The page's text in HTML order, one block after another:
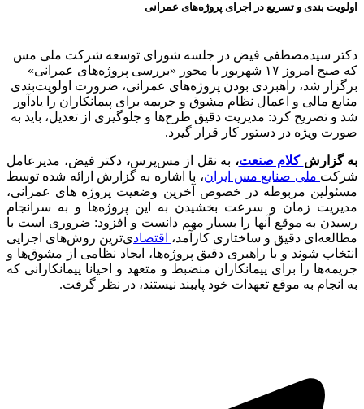
اولویت بندی و تسریع در اجرای پروژه‌های عمرانی
دکتر سیدمصطفی فیض در جلسه شورای توسعه شرکت ملی مس
که صبح امروز ۱۷ شهریور با محور «بررسی پروژه‌های عمرانی»
برگزار شد، راهبردی بودن پروژه‌های عمرانی، ضرورت اولویت‌بندی
منابع مالی و اعمال نظام مشوق و جریمه برای پیمانکاران را یادآور
شد و تصریح کرد: مدیریت دقیق طرح‌ها و جلوگیری از تعدیل، باید به‌
صورت ویژه در دستور کار قرار گیرد.
به گزارش کلام صنعت، به نقل از مس‌پرس، دکتر فیض، مدیرعامل
شرکت ملی صنایع مس ایران، با اشاره به گزارش ارائه شده توسط
مسئولین مربوطه در خصوص آخرین وضعیت پروژه های عمرانی،
مدیریت زمان و سرعت بخشیدن به این پروژه‌ها و به سرانجام
رسیدن به موقع آنها را بسیار مهم دانست و افزود: ضروری است با
مطالعه‌ای دقیق و ساختاری کارآمد، اقتصادی‌ترین روش‌های اجرایی
انتخاب شوند و با راهبری دقیق پروژه‌ها، ایجاد نظامی از مشوق‌ها و
جریمه‌ها را برای پیمانکاران منضبط و متعهد و احیانا پیمانکارانی که
به انجام به موقع تعهدات خود پایبند نیستند، در نظر گرفت.